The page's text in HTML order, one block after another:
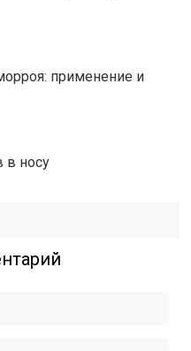
применение и
в носу